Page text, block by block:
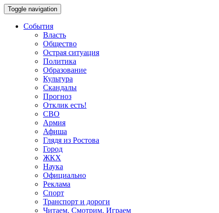
Toggle navigation
События
Власть
Общество
Острая ситуация
Политика
Образование
Культура
Скандалы
Прогноз
Отклик есть!
СВО
Армия
Афиша
Глядя из Ростова
Город
ЖКХ
Наука
Официально
Реклама
Спорт
Транспорт и дороги
Читаем. Смотрим. Играем